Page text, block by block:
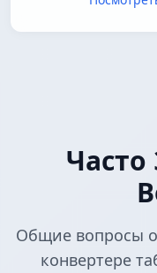
Общие вопросы
конвертере